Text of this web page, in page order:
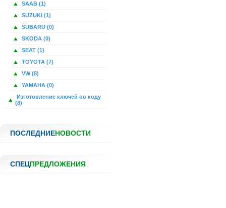
SAAB (1)
SUZUKI (1)
SUBARU (0)
SKODA (0)
SEAT (1)
TOYOTA (7)
VW (8)
YAMAHA (0)
Изготовление ключей по коду
(8)
ПОСЛЕДНИЕНОВОСТИ
СПЕЦПРЕДЛОЖЕНИЯ